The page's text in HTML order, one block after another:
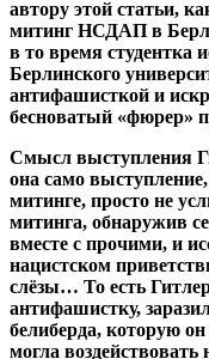
автору этой статьи,
митинг НСДАП в
в то время студентка
Берлинского
антифашисткой и
бесноватый «фюрер»
Смысл выступления
она само
митинге, просто не
митинга, обнаружив
вместе с прочими, и
нацистском
слёзы… То есть
антифашистку,
белиберда, которую
могла